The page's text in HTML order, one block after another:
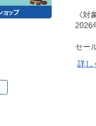
《対
2026
セー
詳し